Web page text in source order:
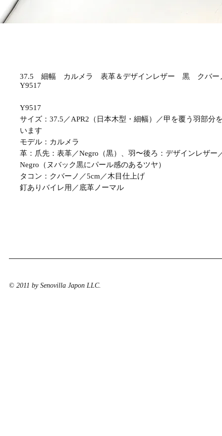
37.5 細幅 カルメラ 表革＆デザインレザー 黒 ク
Y9517
Y9517
サイズ：37.5／APR2（日本木型・細幅）／甲を覆う羽部分
います
モデル：カルメラ
革：爪先：表革／Negro（黒）、羽〜後ろ：デザインレザー
Negro（ヌバック黒にパール感のあるツヤ）
タコン：クバーノ／5cm／木目仕上げ
釘ありバイレ用／底革ノーマル
© 2011 by Senovilla Japon LLC.